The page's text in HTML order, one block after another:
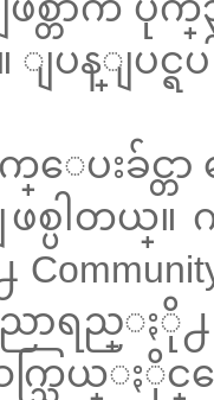
ပန္ျပင္ရ
က္ေပးခ်င္
ပါတယ္။
ရည္ႏို႕
ြယ္ႏိုင္ေ